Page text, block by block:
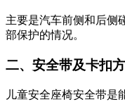
主要是汽车前侧和后侧
部保护的情况。
二、安全带及卡扣
儿童安全座椅安全带是